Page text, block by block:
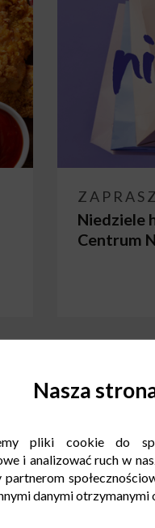
Niedziele
Centrum
Nasza
pliki cookie do
i analizować ruch w
partnerom
danymi otrzymanymi